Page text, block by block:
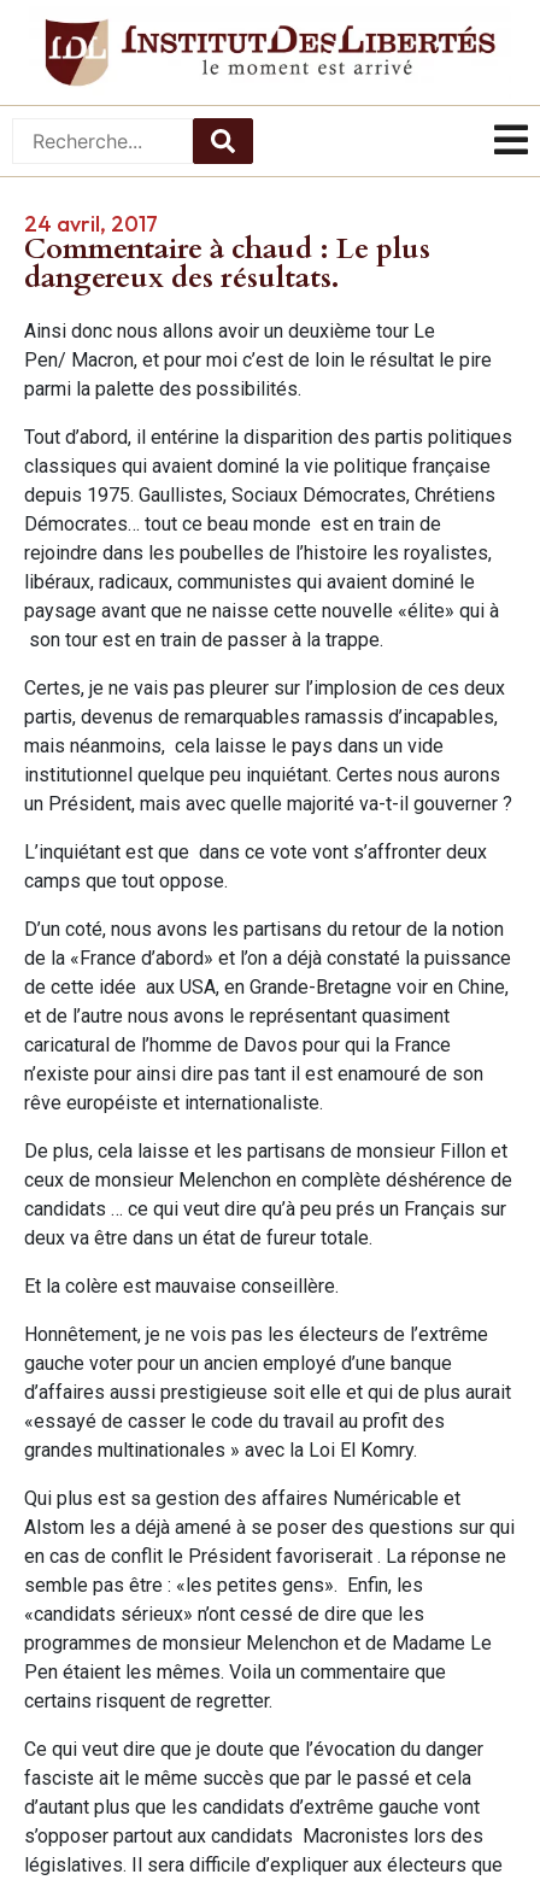
24 avril, 2017
Commentaire à chaud : Le plus
dangereux des résultats.
Ainsi donc nous allons avoir un deuxième tour Le
Pen/ Macron, et pour moi c’est de loin le résultat le pire
parmi la palette des possibilités.
Tout d’abord, il entérine la disparition des partis politiques
classiques qui avaient dominé la vie politique française
depuis 1975. Gaullistes, Sociaux Démocrates, Chrétiens
Démocrates… tout ce beau monde est en train de
rejoindre dans les poubelles de l’histoire les royalistes,
libéraux, radicaux, communistes qui avaient dominé le
paysage avant que ne naisse cette nouvelle «élite» qui à
son tour est en train de passer à la trappe.
Certes, je ne vais pas pleurer sur l’implosion de ces deux
partis, devenus de remarquables ramassis d’incapables,
mais néanmoins, cela laisse le pays dans un vide
institutionnel quelque peu inquiétant. Certes nous aurons
un Président, mais avec quelle majorité va-t-il gouverner ?
L’inquiétant est que dans ce vote vont s’affronter deux
camps que tout oppose.
D’un coté, nous avons les partisans du retour de la notion
de la «France d’abord» et l’on a déjà constaté la puissance
de cette idée aux USA, en Grande-Bretagne voir en Chine,
et de l’autre nous avons le représentant quasiment
caricatural de l’homme de Davos pour qui la France
n’existe pour ainsi dire pas tant il est enamouré de son
rêve européiste et internationaliste.
De plus, cela laisse et les partisans de monsieur Fillon et
ceux de monsieur Melenchon en complète déshérence de
candidats … ce qui veut dire qu’à peu prés un Français sur
deux va être dans un état de fureur totale.
Et la colère est mauvaise conseillère.
Honnêtement, je ne vois pas les électeurs de l’extrême
gauche voter pour un ancien employé d’une banque
d’affaires aussi prestigieuse soit elle et qui de plus aurait
«essayé de casser le code du travail au profit des
grandes multinationales » avec la Loi El Komry.
Qui plus est sa gestion des affaires Numéricable et
Alstom les a déjà amené à se poser des questions sur qui
en cas de conflit le Président favoriserait . La réponse ne
semble pas être : «les petites gens». Enfin, les
«candidats sérieux» n’ont cessé de dire que les
programmes de monsieur Melenchon et de Madame Le
Pen étaient les mêmes. Voila un commentaire que
certains risquent de regretter.
Ce qui veut dire que je doute que l’évocation du danger
fasciste ait le même succès que par le passé et cela
d’autant plus que les candidats d’extrême gauche vont
s’opposer partout aux candidats Macronistes lors des
législatives. Il sera difficile d’expliquer aux électeurs que